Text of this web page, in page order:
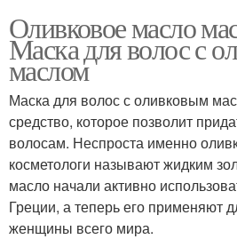
Оливковое масло
Маска для волос с
маслом
Маска для волос с оливковым
средство, которое позволит
волосам. Неспроста именно
косметологи называют жидким
масло начали активно
Греции, а теперь его применяют
женщины всего мира.